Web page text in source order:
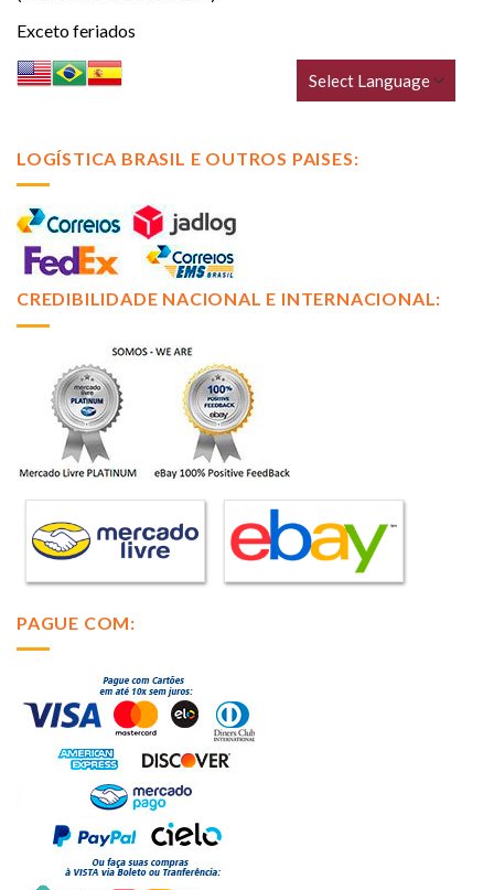
Exceto feriados
LOGÍSTICA BRASIL E OUTROS PAISES:
CREDIBILIDADE NACIONAL E INTERNACIONAL:
PAGUE COM: